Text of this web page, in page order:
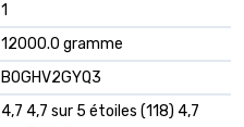
1
12000.0 gramme
B0GHV2GYQ3
4,7 4,7 sur 5 étoiles (118) 4,7